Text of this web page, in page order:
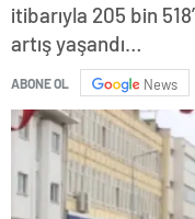
itibarıyla 205 bin
artış yaşandı…
ABONE OL News